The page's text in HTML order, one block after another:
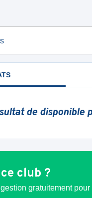
de disponible
club ?
gratuitement pour